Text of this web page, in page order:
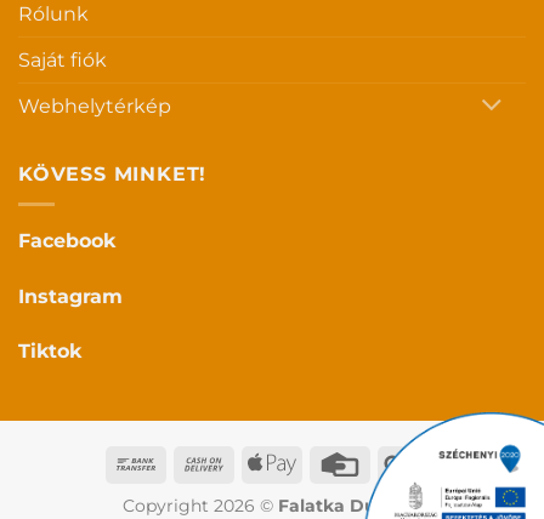
Rólunk
Saját fiók
Webhelytérkép
KÖVESS MINKET!
Facebook
Instagram
Tiktok
Bank
Cash
Apple
Credit
Card
Google
Pay
Copyright 2026 © Falatka Duo Kft.